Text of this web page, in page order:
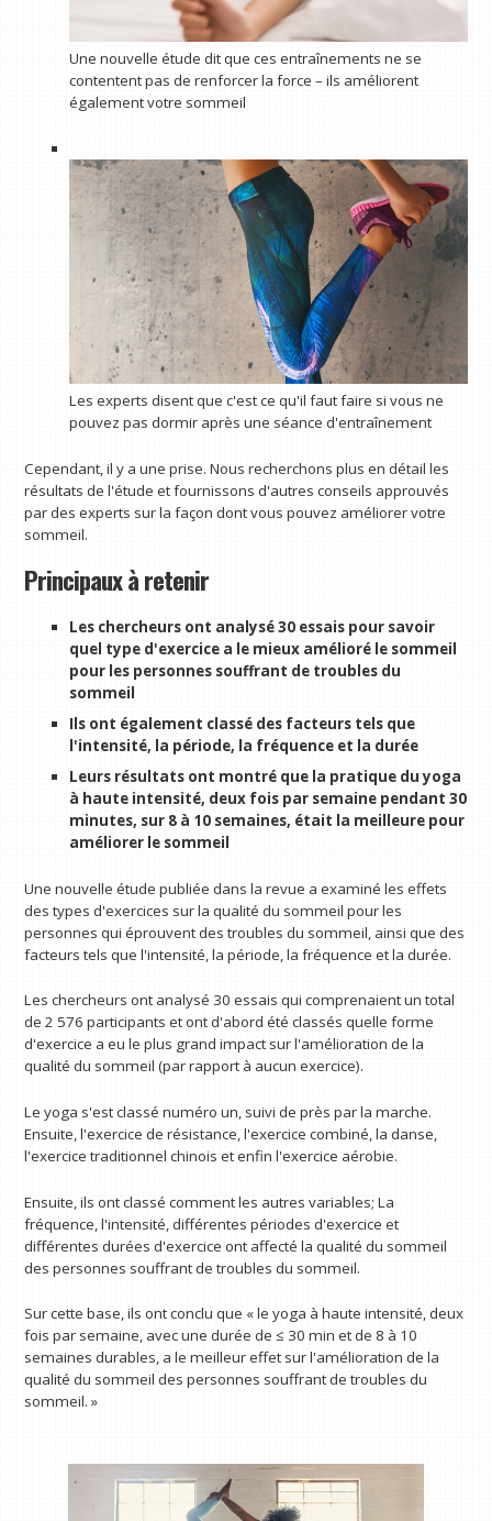
Une nouvelle étude dit que ces entraînements ne se
contentent pas de renforcer la force – ils améliorent
également votre sommeil
Les experts disent que c'est ce qu'il faut faire si vous ne
pouvez pas dormir après une séance d'entraînement
Cependant, il y a une prise. Nous recherchons plus en détail les
résultats de l'étude et fournissons d'autres conseils approuvés
par des experts sur la façon dont vous pouvez améliorer votre
sommeil.
Principaux à retenir
Les chercheurs ont analysé 30 essais pour savoir
quel type d'exercice a le mieux amélioré le sommeil
pour les personnes souffrant de troubles du
sommeil
Ils ont également classé des facteurs tels que
l'intensité, la période, la fréquence et la durée
Leurs résultats ont montré que la pratique du yoga
à haute intensité, deux fois par semaine pendant 30
minutes, sur 8 à 10 semaines, était la meilleure pour
améliorer le sommeil
Une nouvelle étude publiée dans la revue a examiné les effets
des types d'exercices sur la qualité du sommeil pour les
personnes qui éprouvent des troubles du sommeil, ainsi que des
facteurs tels que l'intensité, la période, la fréquence et la durée.
Les chercheurs ont analysé 30 essais qui comprenaient un total
de 2 576 participants et ont d'abord été classés quelle forme
d'exercice a eu le plus grand impact sur l'amélioration de la
qualité du sommeil (par rapport à aucun exercice).
Le yoga s'est classé numéro un, suivi de près par la marche.
Ensuite, l'exercice de résistance, l'exercice combiné, la danse,
l'exercice traditionnel chinois et enfin l'exercice aérobie.
Ensuite, ils ont classé comment les autres variables; La
fréquence, l'intensité, différentes périodes d'exercice et
différentes durées d'exercice ont affecté la qualité du sommeil
des personnes souffrant de troubles du sommeil.
Sur cette base, ils ont conclu que « le yoga à haute intensité, deux
fois par semaine, avec une durée de ≤ 30 min et de 8 à 10
semaines durables, a le meilleur effet sur l'amélioration de la
qualité du sommeil des personnes souffrant de troubles du
sommeil. »